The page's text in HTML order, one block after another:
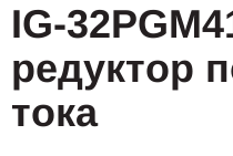
IG-
редуктор
тока